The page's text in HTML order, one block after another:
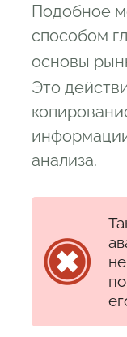
Подобное
способом
основы
Это
анализа.